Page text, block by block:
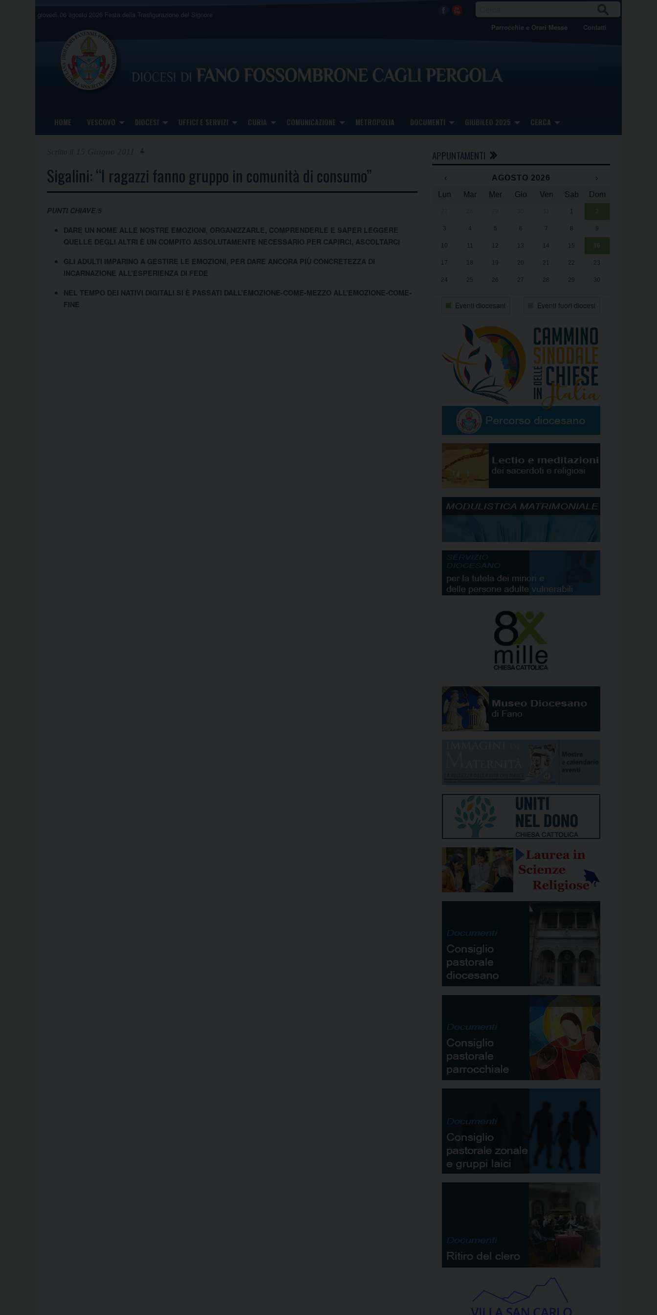
giovedì 06 agosto 2026 Festa della Trasfigurazione del Signore Facebook
Youtube CA
Parrocchie e Orari Messe Contatti
HOME VESCOVO DIOCESI UFFICI E SERVIZI CURIA COMUNICAZIONE METROPOLIA DOCUMENTI GIUBILEO 2025 CERCA
Sigalini: “I ragazzi fanno gruppo in comunità di consumo”
PUNTI CHIAVE/5
DARE UN NOME ALLE NOSTRE EMOZIONI, ORGANIZZARLE, COMPRENDERLE E SAPER LEGGERE
QUELLE DEGLI ALTRI È UN COMPITO ASSOLUTAMENTE NECESSARIO PER CAPIRCI, ASCOLTARCI
GLI ADULTI IMPARINO A GESTIRE LE EMOZIONI, PER DARE ANCORA PIÙ CONCRETEZZA DI
INCARNAZIONE ALL’ESPERIENZA DI FEDE
NEL TEMPO DEI NATIVI DIGITALI SI È PASSATI DALL’EMOZIONE-COME-MEZZO ALL’EMOZIONE-COME-
FINE
APPUNTAMENTI
‹ AGOSTO 2026
›
Lun
Mar Mer Gio Ven Sab Dom
1 2
3 4 5 6 7 8 9
10 11 12 13 14 15 16
17 18 19 20 21 22 23
24 25 26 27 28 29 30
Eventi diocesani Eventi fuori diocesi